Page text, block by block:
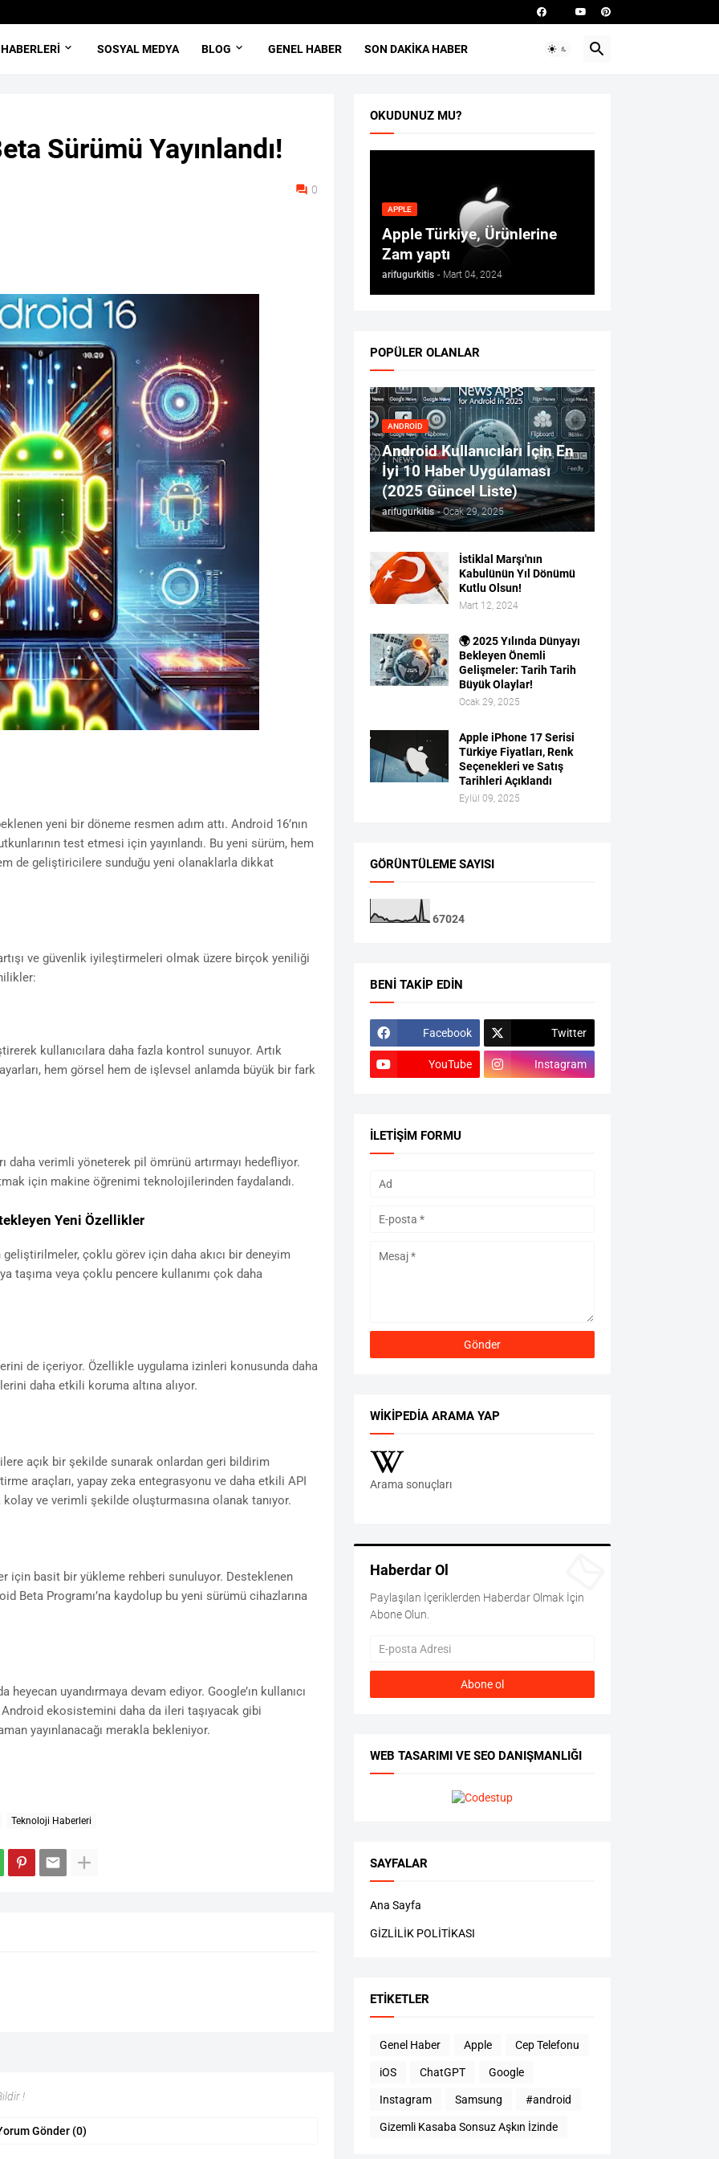
SOSYAL MEDYA BLOG GENEL HABER SON DAKIKA HABER
Sürümü Yayınlandı!
0
yeni bir döneme resmen adım attı. Android 16’nın
test etmesi için yayınlandı. Bu yeni sürüm, hem
de geliştiricilere sunduğu yeni olanaklarla dikkat
ve güvenlik iyileştirmeleri olmak üzere birçok yeniliği
kullanıcılara daha fazla kontrol sunuyor. Artık
hem görsel hem de işlevsel anlamda büyük bir fark
daha verimli yöneterek pil ömrünü artırmayı hedefliyor.
için makine öğrenimi teknolojilerinden faydalandı.
Yeni Özellikler
çoklu görev için daha akıcı bir deneyim
taşıma veya çoklu pencere kullanımı çok daha
de içeriyor. Özellikle uygulama izinleri konusunda daha
daha etkili koruma altına alıyor.
açık bir şekilde sunarak onlardan geri bildirim
araçları, yapay zeka entegrasyonu ve daha etkili API
ve verimli şekilde oluşturmasına olanak tanıyor.
için basit bir yükleme rehberi sunuluyor. Desteklenen
Beta Programı’na kaydolup bu yeni sürümü cihazlarına
uyandırmaya devam ediyor. Google’ın kullanıcı
ekosistemini daha da ileri taşıyacak gibi
yayınlanacağı merakla bekleniyor.
Teknoloji Haberleri
!
Gönder (0)
OKUDUNUZ MU?
APPLE
Apple Türkiye, Ürünlerine
Zam yaptı
arifugurkitis - Mart 04, 2024
POPÜLER OLANLAR
ANDROID
Android Kullanıcıları İçin En
İyi 10 Haber Uygulaması
(2025 Güncel Liste)
arifugurkitis - Ocak 29, 2025
İstiklal Marşı'nın
Kabulünün Yıl Dönümü
Kutlu Olsun!
Mart 12, 2024
🌍 2025 Yılında Dünyayı
Bekleyen Önemli
Gelişmeler: Tarih Tarih
Büyük Olaylar!
Ocak 29, 2025
Apple iPhone 17 Serisi
Türkiye Fiyatları, Renk
Seçenekleri ve Satış
Tarihleri Açıklandı
Eylül 09, 2025
GÖRÜNTÜLEME SAYISI
67024
BENI TAKIP EDIN
Facebook Twitter
YouTube Instagram
İLETIŞIM FORMU
WIKIPEDIA ARAMA YAP
Arama sonuçları
Haberdar Ol
Paylaşılan İçeriklerden Haberdar Olmak İçin
Abone Olun.
WEB TASARIMI VE SEO DANIŞMANLIĞI
SAYFALAR
Ana Sayfa
GİZLİLİK POLİTİKASI
ETIKETLER
Genel Haber Apple Cep Telefonu
iOS ChatGPT Google
Instagram Samsung #android
Gizemli Kasaba Sonsuz Aşkın İzinde